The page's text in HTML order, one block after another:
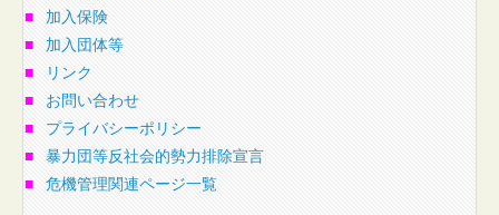
■
加入保険
■
加入団体等
■
リンク
■
お問い合わせ
■
プライバシーポリシー
■
暴力団等反社会的勢力排除宣言
■
危機管理関連ページ一覧